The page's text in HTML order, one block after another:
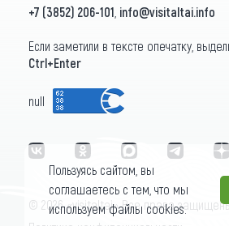
+7 (3852) 206-101 info@visitaltai.info
Если заметили в тексте опечатку,
Ctrl+Enter
null
© 2026 «visitaltai» Все права
Пользуясь сайтом, вы
соглашаетесь с тем, что мы
используем файлы cookies.